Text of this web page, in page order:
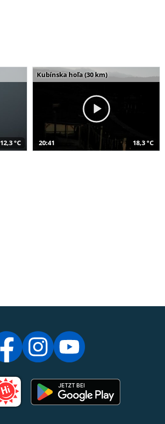
12,3 °C
Kubínska hoľa (30 km)
20:41 18,3 °C